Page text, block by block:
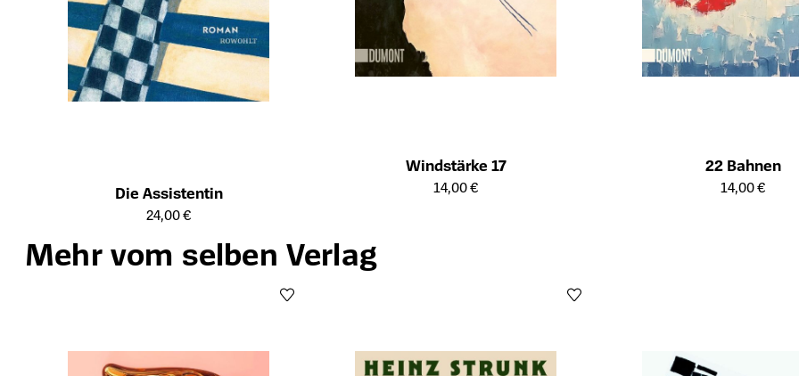
Die Assistentin
Öffnet die Detailseite des Produkts
24,00 €
Windstärke 17
Öffnet die Detailseite des Produkts
14,00 €
22 Bahnen
Öffnet die Detailseite des
14,00 €
Mehr vom selben Verlag